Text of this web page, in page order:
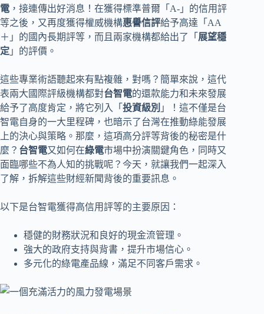
電 ，接連傳出好消息！在獲得標準普爾「A-」的信用評
等之後，又再度獲得權威機構惠譽信評給予高達「AA
＋」的國內長期評等，而且兩家機構都給出了「 展望穩
定 」的評價。
這些專業術語聽起來有點複雜，對嗎？簡單來說，這代
表兩大國際評級機構都對台智電的還款能力和未來發展
給予了高度肯定，將它列入「 投資級別 」！這不僅是台
智電自身的一大里程碑，也暗示了台灣在推動綠能發展
上的決心與策略。那麼，這項高分評等背後的秘密是什
麼？ 台智電又如何在綠電市場中扮演關鍵角色，同時又
面臨哪些不為人知的挑戰呢？今天，就讓我們一起深入
了解，拆解這些財經新聞背後的重要訊息。
以下是台智電獲得高信用評等的主要原因：
穩健的財務狀況和良好的現金流管理。
強大的政府支持與背書，提升市場信心。
多元化的綠電產品線，滿足不同客戶需求。